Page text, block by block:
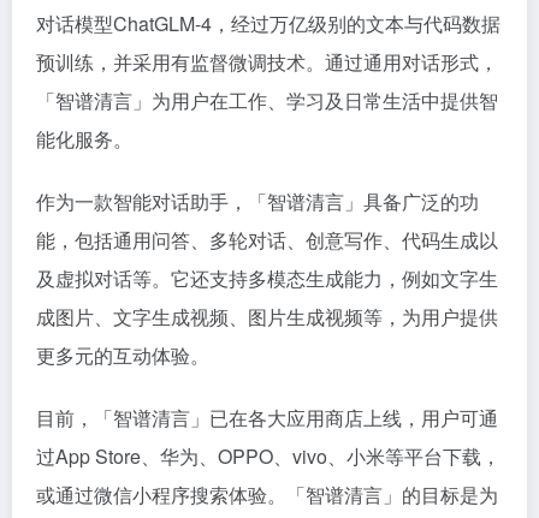
对话模型ChatGLM-4，经过万亿级别的文本与代码数据
预训练，并采用有监督微调技术。通过通用对话形式，
「智谱清言」为用户在工作、学习及日常生活中提供智
能化服务。
作为一款智能对话助手，「智谱清言」具备广泛的功
能，包括通用问答、多轮对话、创意写作、代码生成以
及虚拟对话等。它还支持多模态生成能力，例如文字生
成图片、文字生成视频、图片生成视频等，为用户提供
更多元的互动体验。
目前，「智谱清言」已在各大应用商店上线，用户可通
过App Store、华为、OPPO、vivo、小米等平台下载，
或通过微信小程序搜索体验。「智谱清言」的目标是为